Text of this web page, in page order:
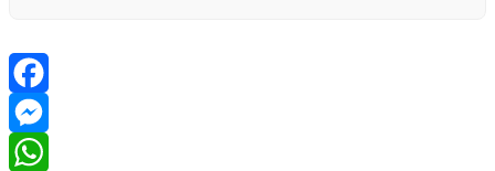
Facebook
Messenger